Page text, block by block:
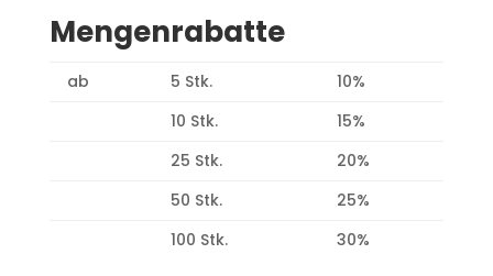
Mengenrabatte
ab 5 Stk.
10%
10 Stk.
15%
25 Stk.
20%
50 Stk.
25%
100 Stk.
30%